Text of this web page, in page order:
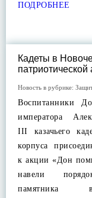
ПОДРОБНЕЕ
Кадеты в
Новость в рубрике:
Воспитанники
императора
III казачьего
корпуса
к акции «Дон
навели
памятника